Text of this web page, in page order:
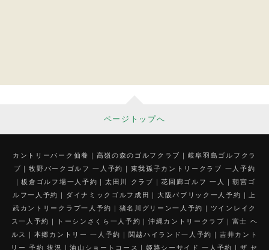
ページトップへ
カントリーパーク仙養 高嶺の森のゴルフクラブ
岐阜羽島ゴルフクラ
ブ
牧野パークゴルフ 一人予約
東我孫子カントリークラブ 一人予約
板倉ゴルフ場一人予約
太田川 クラブ 花回廊ゴルフ 一人
朝宮ゴ
ルフ一人予約
ダイナミックゴルフ成田 大阪パブリック一人予約
上
武カントリークラブ一人予約
猪名川グリーン一人予約
ツインレイク
ス一人予約
トーシンさくら一人予約 沖縄カントリークラブ
富士 ヘ
ルス
本郷カントリー 一人予約 関越ハイランド一人予約
吉井カント
リー 予約 状況
油山ショートコース 姫路シーサイド 一人予約 ザ セ